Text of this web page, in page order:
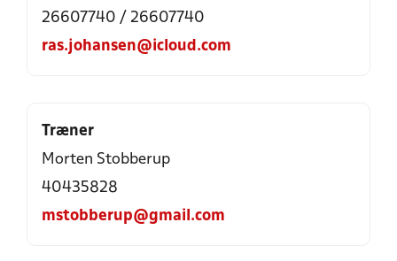
26607740 / 26607740
ras.johansen@icloud.com
Træner
Morten Stobberup
40435828
mstobberup@gmail.com